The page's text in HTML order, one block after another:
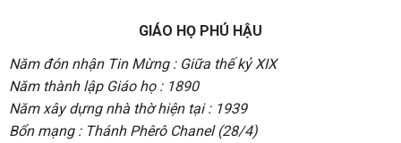
GIÁO HỌ PHÚ HẬU
Năm đón nhận Tin Mừng : Giữa thế kỷ XIX
Năm thành lập Giáo họ : 1890
Năm xây dựng nhà thờ hiện tại : 1939
Bổn mạng : Thánh Phêrô Chanel (28/4)